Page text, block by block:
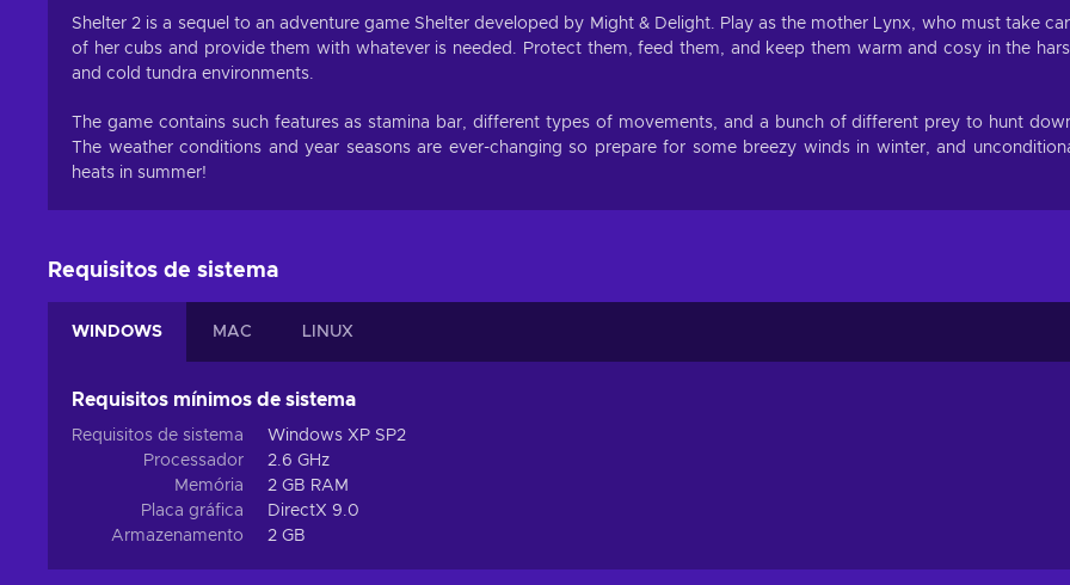
Shelter 2 is a sequel to an adventure game Shelter developed by Might & Delight. Play as the mother Lynx, who must take
of her cubs and provide them with whatever is needed. Protect them, feed them, and keep them warm and cosy in the
and cold tundra environments.
The game contains such features as stamina bar, different types of movements, and a bunch of different prey to hunt
The weather conditions and year seasons are ever-changing so prepare for some breezy winds in winter, and
heats in summer!
Requisitos de sistema
WINDOWS MAC LINUX
Requisitos mínimos de sistema
Requisitos de sistema
Windows XP SP2
Processador
2.6 GHz
Memória
2 GB RAM
Placa gráfica
DirectX 9.0
Armazenamento
2 GB